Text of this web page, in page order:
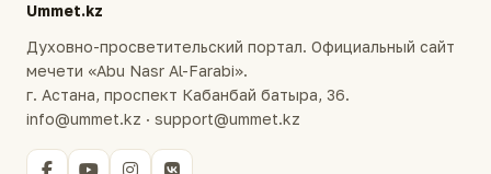
Ummet.kz
Духовно-просветительский портал. Официальный сайт
мечети «Abu Nasr Al-Farabi».
г. Астана, проспект Кабанбай батыра, 36.
info@ummet.kz · support@ummet.kz